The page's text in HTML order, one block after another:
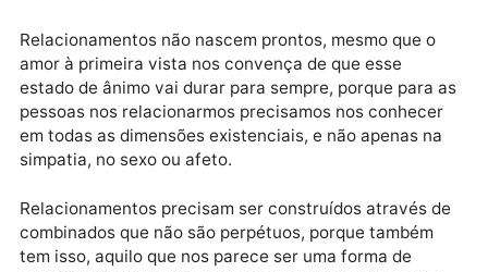
Data estelar: Lua quarto crescente em Libra é Vazia
dia inteiro.
Relacionamentos não nascem prontos, mesmo que o
estado de ânimo vai durar para sempre, porque para
pessoas nos relacionarmos precisamos nos
em todas as dimensões existenciais, e não apenas